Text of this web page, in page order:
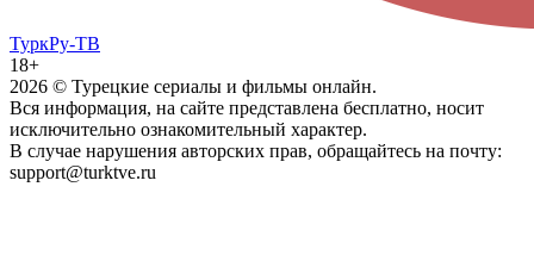
ТуркРу-ТВ
18+
2026 © Турецкие сериалы и фильмы онлайн.
Вся информация, на сайте представлена бесплатно, носит
исключительно ознакомительный характер.
В случае нарушения авторских прав, обращайтесь на почту:
support@turktve.ru